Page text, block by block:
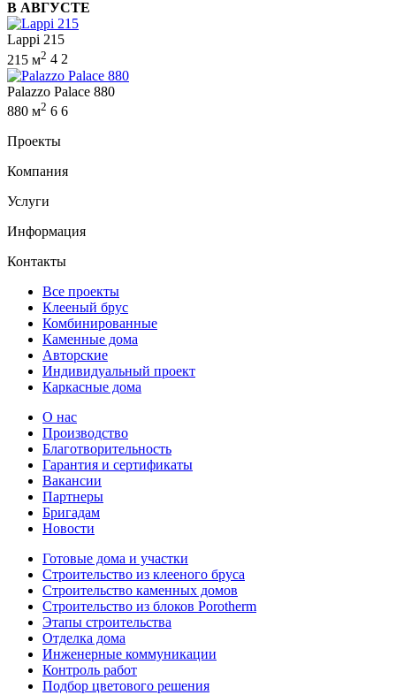
В АВГУСТЕ
Lappi 215
215 м2 4 2
Palazzo Palace 880
880 м2 6 6
Проекты
Компания
Услуги
Информация
Контакты
Все проекты
Клееный брус
Комбинированные
Каменные дома
Авторские
Индивидуальный проект
Каркасные дома
О нас
Производство
Благотворительность
Гарантия и сертификаты
Вакансии
Партнеры
Бригадам
Новости
Готовые дома и участки
Строительство из клееного бруса
Строительство каменных домов
Строительство из блоков Porotherm
Этапы строительства
Отделка дома
Инженерные коммуникации
Контроль работ
Подбор цветового решения